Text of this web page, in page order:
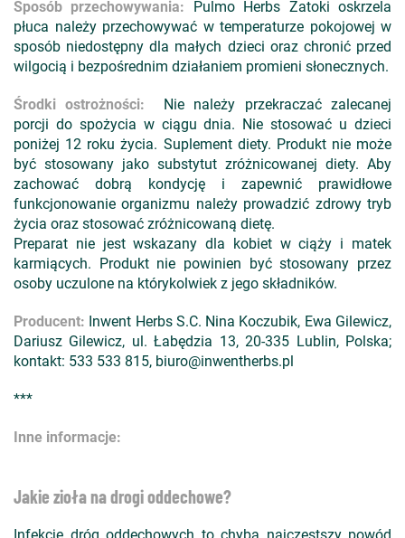
Sposób przechowywania: Pulmo Herbs Zatoki oskrzela
płuca należy przechowywać w temperaturze pokojowej w
sposób niedostępny dla małych dzieci oraz chronić przed
wilgocią i bezpośrednim działaniem promieni słonecznych.
Środki ostrożności: Nie należy przekraczać zalecanej
porcji do spożycia w ciągu dnia. Nie stosować u dzieci
poniżej 12 roku życia. Suplement diety. Produkt nie może
być stosowany jako substytut zróżnicowanej diety. Aby
zachować dobrą kondycję i zapewnić prawidłowe
funkcjonowanie organizmu należy prowadzić zdrowy tryb
życia oraz stosować zróżnicowaną dietę.
Preparat nie jest wskazany dla kobiet w ciąży i matek
karmiących. Produkt nie powinien być stosowany przez
osoby uczulone na którykolwiek z jego składników.
Producent: Inwent Herbs S.C. Nina Koczubik, Ewa Gilewicz,
Dariusz Gilewicz, ul. Łabędzia 13, 20-335 Lublin, Polska;
kontakt: 533 533 815, biuro@inwentherbs.pl
***
Inne informacje:
Jakie zioła na drogi oddechowe?